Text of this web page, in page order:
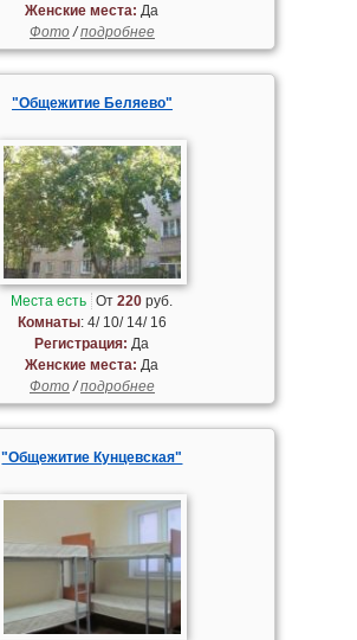
Женские места: Да
Фото/подробнее
"Общежитие Беляево"
Места есть От220 руб.
Комнаты: 4/ 10/ 14/ 16
Регистрация: Да
Женские места: Да
Фото/подробнее
"Общежитие Кунцевская"